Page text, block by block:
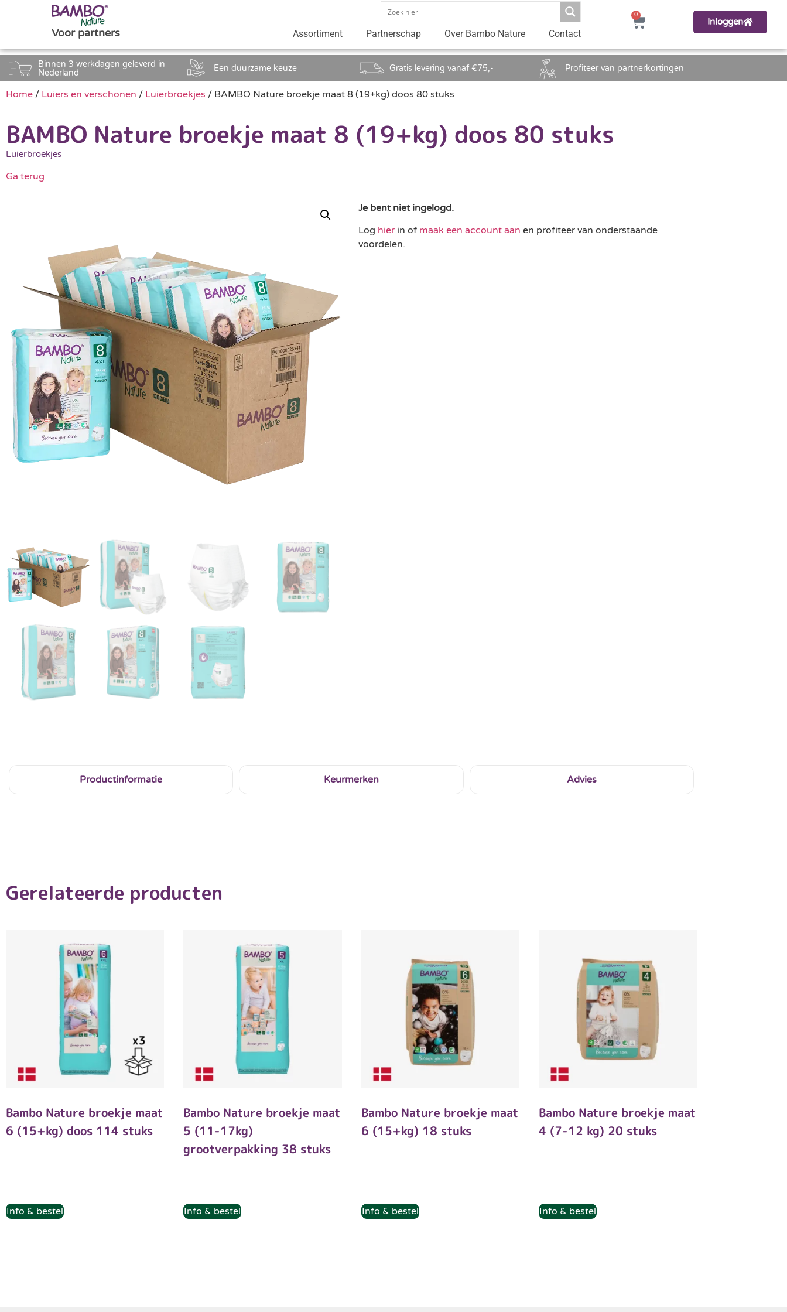
Voor partners Assortiment Partnerschap Over Bambo Nature Contact
0
Inloggen
Binnen 3 werkdagen geleverd in
Nederland
Een duurzame keuze Gratis levering vanaf €75,- Profiteer van partnerkortingen
Home / Luiers en verschonen / Luierbroekjes / BAMBO Nature broekje maat 8 (19+kg) doos 80 stuks
BAMBO Nature broekje maat 8 (19+kg) doos 80 stuks
Luierbroekjes
Ga terug
Je bent niet ingelogd.
Log hier in of maak een account aan en profiteer van onderstaande
voordelen.
Productinformatie Keurmerken Advies
Gerelateerde producten
Bambo Nature broekje maat
6 (15+kg) doos 114 stuks
Info & bestel
Bambo Nature broekje maat
5 (11-17kg)
grootverpakking 38 stuks
Info & bestel
Bambo Nature broekje maat
6 (15+kg) 18 stuks
Info & bestel
Bambo Nature broekje maat
4 (7-12 kg) 20 stuks
Info & bestel